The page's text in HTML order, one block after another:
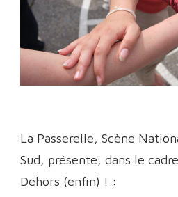
La Passerelle, Scène
Sud, présente, dans le
Dehors (enfin) ! :